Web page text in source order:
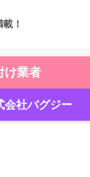
！
け業者
会社バグジー